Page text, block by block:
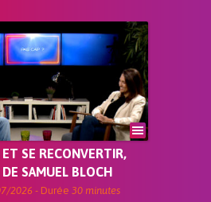
ET SE RECONVERTIR,
SAMUEL BLOCH
2026 - Durée 30 minutes